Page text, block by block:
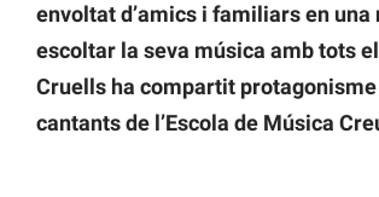
envoltat d’amics i familiars en una
escoltar la seva música amb tots
Cruells ha compartit
cantants de l’Escola de Música